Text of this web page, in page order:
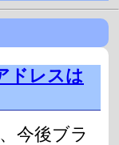
ドレスは
今後ブラ